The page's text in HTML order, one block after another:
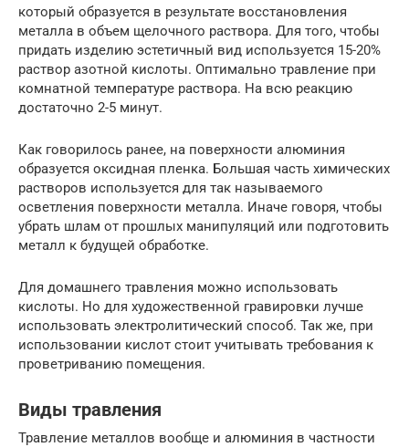
который образуется в результате восстановления
металла в объем щелочного раствора. Для того, чтобы
придать изделию эстетичный вид используется 15-20%
раствор азотной кислоты. Оптимально травление при
комнатной температуре раствора. На всю реакцию
достаточно 2-5 минут.
Как говорилось ранее, на поверхности алюминия
образуется оксидная пленка. Большая часть химических
растворов используется для так называемого
осветления поверхности металла. Иначе говоря, чтобы
убрать шлам от прошлых манипуляций или подготовить
металл к будущей обработке.
Для домашнего травления можно использовать
кислоты. Но для художественной гравировки лучше
использовать электролитический способ. Так же, при
использовании кислот стоит учитывать требования к
проветриванию помещения.
Виды травления
Травление металлов вообще и алюминия в частности